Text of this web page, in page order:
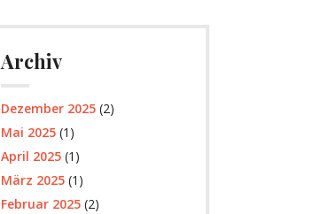
Archiv
Dezember 2025 (2)
Mai 2025 (1)
April 2025 (1)
März 2025 (1)
Februar 2025 (2)